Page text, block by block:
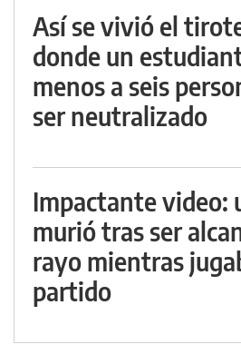
Así se vivió el
donde un
menos a seis
ser neutralizado
Impactante video:
murió tras ser
rayo mientras
partido